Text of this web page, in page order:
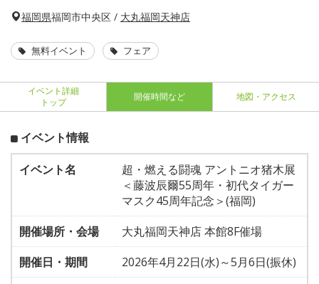
福岡県福岡市中央区 / 大丸福岡天神店
無料イベント フェア
イベント詳細
トップ
開催時間など 地図・アクセス
イベント情報
イベント名
超・燃える闘魂 アントニオ猪木展
＜藤波辰爾55周年・初代タイガー
マスク45周年記念＞(福岡)
開催場所・会場
大丸福岡天神店 本館8F催場
開催日・期間
2026年4月22日(水)～5月6日(振休)